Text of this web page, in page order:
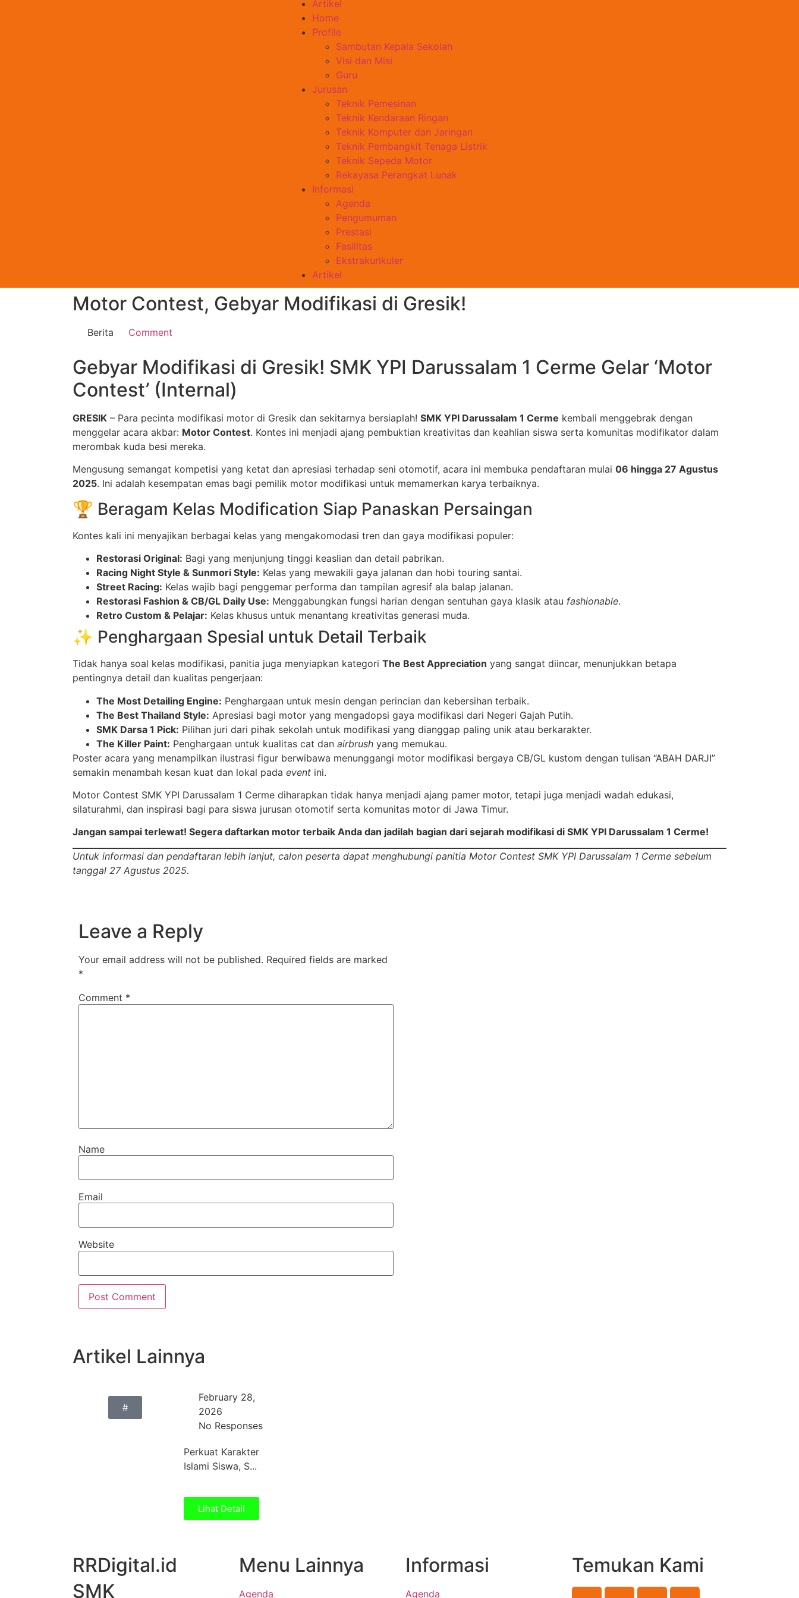
Artikel
Home
Profile
Sambutan Kepala Sekolah
Visi dan Misi
Guru
Jurusan
Teknik Pemesinan
Teknik Kendaraan Ringan
Teknik Komputer dan Jaringan
Teknik Pembangkit Tenaga Listrik
Teknik Sepeda Motor
Rekayasa Perangkat Lunak
Informasi
Agenda
Pengumuman
Prestasi
Fasilitas
Ekstrakurikuler
Artikel
Motor Contest, Gebyar Modifikasi di Gresik!
Berita Comment
Gebyar Modifikasi di Gresik! SMK YPI Darussalam 1 Cerme Gelar ‘Motor
Contest’ (Internal)
GRESIK – Para pecinta modifikasi motor di Gresik dan sekitarnya bersiaplah! SMK YPI Darussalam 1 Cerme kembali menggebrak dengan
menggelar acara akbar: Motor Contest. Kontes ini menjadi ajang pembuktian kreativitas dan keahlian siswa serta komunitas modifikator dalam
merombak kuda besi mereka.
Mengusung semangat kompetisi yang ketat dan apresiasi terhadap seni otomotif, acara ini membuka pendaftaran mulai 06 hingga 27 Agustus
2025. Ini adalah kesempatan emas bagi pemilik motor modifikasi untuk memamerkan karya terbaiknya.
🏆 Beragam Kelas Modification Siap Panaskan Persaingan
Kontes kali ini menyajikan berbagai kelas yang mengakomodasi tren dan gaya modifikasi populer:
Restorasi Original: Bagi yang menjunjung tinggi keaslian dan detail pabrikan.
Racing Night Style & Sunmori Style: Kelas yang mewakili gaya jalanan dan hobi touring santai.
Street Racing: Kelas wajib bagi penggemar performa dan tampilan agresif ala balap jalanan.
Restorasi Fashion & CB/GL Daily Use: Menggabungkan fungsi harian dengan sentuhan gaya klasik atau fashionable.
Retro Custom & Pelajar: Kelas khusus untuk menantang kreativitas generasi muda.
✨ Penghargaan Spesial untuk Detail Terbaik
Tidak hanya soal kelas modifikasi, panitia juga menyiapkan kategori The Best Appreciation yang sangat diincar, menunjukkan betapa
pentingnya detail dan kualitas pengerjaan:
The Most Detailing Engine: Penghargaan untuk mesin dengan perincian dan kebersihan terbaik.
The Best Thailand Style: Apresiasi bagi motor yang mengadopsi gaya modifikasi dari Negeri Gajah Putih.
SMK Darsa 1 Pick: Pilihan juri dari pihak sekolah untuk modifikasi yang dianggap paling unik atau berkarakter.
The Killer Paint: Penghargaan untuk kualitas cat dan airbrush yang memukau.
Poster acara yang menampilkan ilustrasi figur berwibawa menunggangi motor modifikasi bergaya CB/GL kustom dengan tulisan “ABAH DARJI”
semakin menambah kesan kuat dan lokal pada event ini.
Motor Contest SMK YPI Darussalam 1 Cerme diharapkan tidak hanya menjadi ajang pamer motor, tetapi juga menjadi wadah edukasi,
silaturahmi, dan inspirasi bagi para siswa jurusan otomotif serta komunitas motor di Jawa Timur.
Jangan sampai terlewat! Segera daftarkan motor terbaik Anda dan jadilah bagian dari sejarah modifikasi di SMK YPI Darussalam 1 Cerme!
Untuk informasi dan pendaftaran lebih lanjut, calon peserta dapat menghubungi panitia Motor Contest SMK YPI Darussalam 1 Cerme sebelum
tanggal 27 Agustus 2025.
Leave a Reply
Your email address will not be published. Required fields are marked
*
Comment *
Name
Email
Website
Artikel Lainnya
#
February 28,
2026
No Responses
Perkuat Karakter
Islami Siswa, S...
Lihat Detail
SMK
RRDigital.id Menu Lainnya
Agenda
Informasi
Agenda
Temukan Kami